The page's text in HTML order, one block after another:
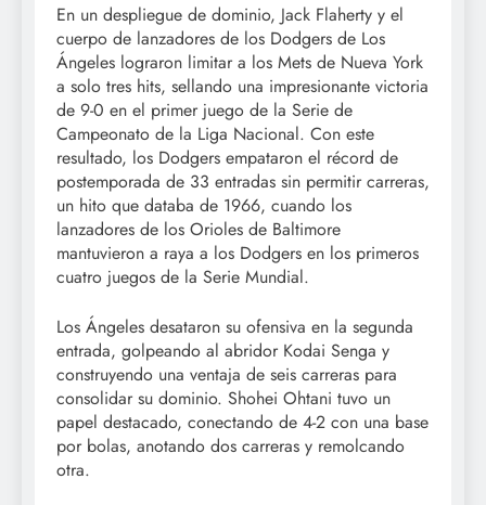
En un despliegue de dominio, Jack Flaherty y el
cuerpo de lanzadores de los Dodgers de Los
Ángeles lograron limitar a los Mets de Nueva York
a solo tres hits, sellando una impresionante victoria
de 9-0 en el primer juego de la Serie de
Campeonato de la Liga Nacional. Con este
resultado, los Dodgers empataron el récord de
postemporada de 33 entradas sin permitir carreras,
un hito que databa de 1966, cuando los
lanzadores de los Orioles de Baltimore
mantuvieron a raya a los Dodgers en los primeros
cuatro juegos de la Serie Mundial.
Los Ángeles desataron su ofensiva en la segunda
entrada, golpeando al abridor Kodai Senga y
construyendo una ventaja de seis carreras para
consolidar su dominio. Shohei Ohtani tuvo un
papel destacado, conectando de 4-2 con una base
por bolas, anotando dos carreras y remolcando
otra.